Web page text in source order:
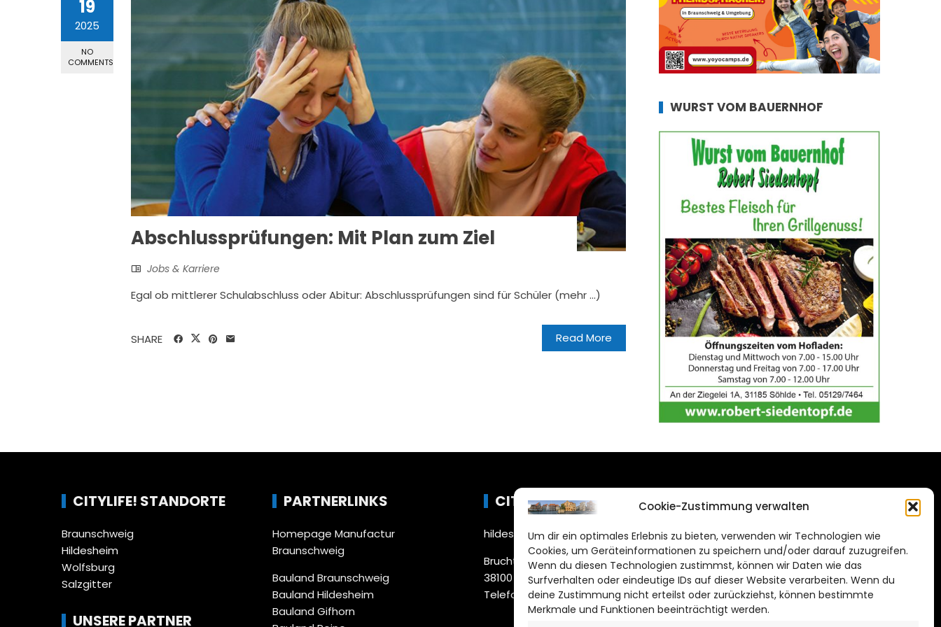
Cookie-Zustimmung verwalten
Um dir ein optimales Erlebnis zu bieten, verwenden wir Technologien wie
Cookies, um Geräteinformationen zu speichern und/oder darauf zuzugreifen.
Wenn du diesen Technologien zustimmst, können wir Daten wie das
Surfverhalten oder eindeutige IDs auf dieser Website verarbeiten. Wenn du
deine Zustimmung nicht erteilst oder zurückziehst, können bestimmte
Merkmale und Funktionen beeinträchtigt werden.
19
2025
NO
COMMENTS
Abschlussprüfungen: Mit Plan zum Ziel
Jobs & Karriere
Egal ob mittlerer Schulabschluss oder Abitur: Abschlussprüfungen sind für Schüler (mehr …)
Read More
SHARE
WURST VOM BAUERNHOF
CITYLIFE! STANDORTE
Braunschweig
Hildesheim
Wolfsburg
Salzgitter
UNSERE PARTNER
PARTNERLINKS
Homepage Manufactur
Braunschweig
Bauland Braunschweig
Bauland Hildesheim
Bauland Gifhorn
CITYLIFE!
hildesheim@citylifemedien.de
Bruchtorwall 12
38100 Braunschweig
Telefon: 0531 387220 – 65
DAS STADTMAGAZIN
FÜR HILDESHEIM
Impressum
Datenschutzerklärung
Cookie Richtlinie
CITYLIFE! BEI FACEBOOK